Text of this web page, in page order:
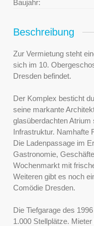
Baujahr:
Beschreibung
Zur Vermietung steht
sich im 10.
Dresden befindet.
Der Komplex besticht
seine markante
glasüberdachten
Infrastruktur. Namhafte
Die Ladenpassage im
Gastronomie,
Wochenmarkt mit
Weiteren gibt es noch
Comödie Dresden.
Die Tiefgarage des
1.000 Stellplätze.